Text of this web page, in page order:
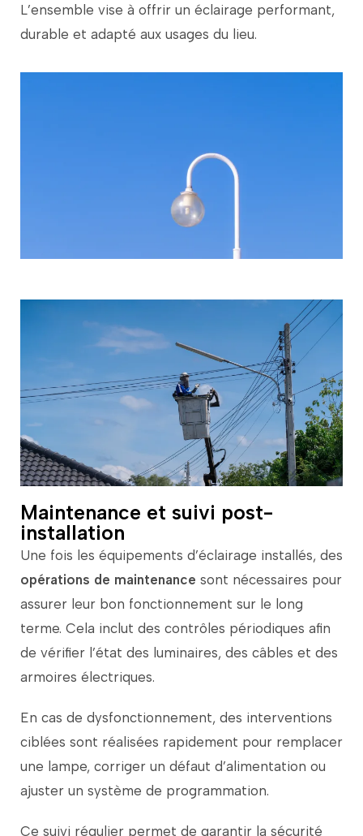
L’ensemble vise à offrir un éclairage performant,
durable et adapté aux usages du lieu.
Maintenance et suivi post-
installation
Une fois les équipements d’éclairage installés, des
opérations de maintenance sont nécessaires pour
assurer leur bon fonctionnement sur le long
terme. Cela inclut des contrôles périodiques afin
de vérifier l’état des luminaires, des câbles et des
armoires électriques.
En cas de dysfonctionnement, des interventions
ciblées sont réalisées rapidement pour remplacer
une lampe, corriger un défaut d’alimentation ou
ajuster un système de programmation.
Ce suivi régulier permet de garantir la sécurité